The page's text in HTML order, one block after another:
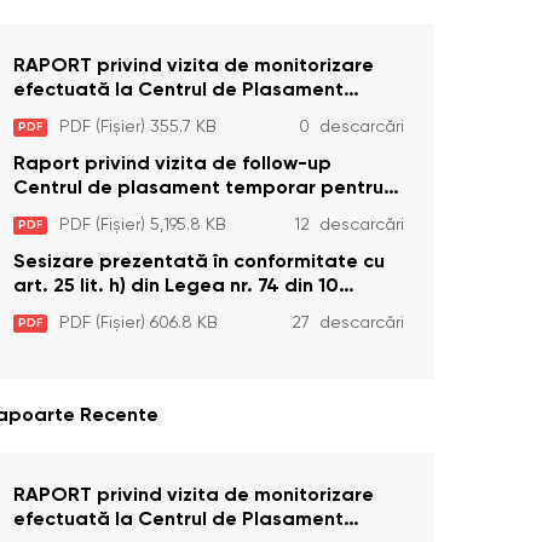
RAPORT privind vizita de monitorizare
efectuată la Centrul de Plasament
Temporar pentru Persoane cu
Dizabilități (Adulte) din s. Brînzeni, r.
Edineț, din data de 25 mai 2026
PDF PDF (Fișier) 355.7 KB 0 descarcări
Raport privind vizita de follow-up
Centrul de plasament temporar pentru
persoanele cu dizabilități (adulte)
Bădiceni, Soroca (11 iunie 2026)
PDF PDF (Fișier) 5,195.8 KB 12 descarcări
Sesizare prezentată în conformitate cu
art. 25 lit. h) din Legea nr. 74 din 10
aprilie 2025 cu privire la Curtea
Constituțională şi art. 26 din Legea cu
PDF PDF (Fișier) 606.8 KB 27 descarcări
Recente
RAPORT privind vizita de monitorizare
efectuată la Centrul de Plasament